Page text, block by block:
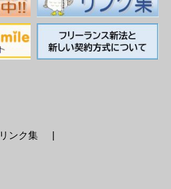
リンク集